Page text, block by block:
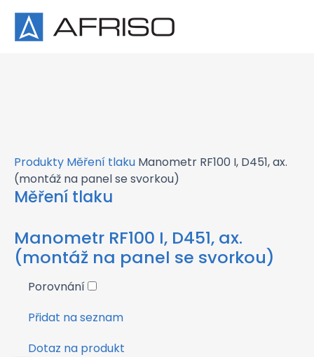
×
Produkty Měření tlaku Manometr RF100 I, D451, ax.
(montáž na panel se svorkou)
Měření tlaku
Manometr RF100 I, D451, ax.
(montáž na panel se svorkou)
Porovnání
Přidat na seznam
Dotaz na produkt